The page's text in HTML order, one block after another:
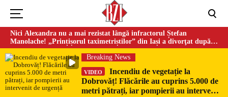
Nici Alexandra nu a mai rezistat lângă infractorul Ștefan
Manolache! „Prințișorul taximetriștilor” din Iași a divorţat după
doi ani de căsnicie
Breaking News
VIDEO
Incendiu de vegetație la
Dobrovăț! Flăcările au cuprins 5.000 de
metri pătrați, iar pompierii au intervenit